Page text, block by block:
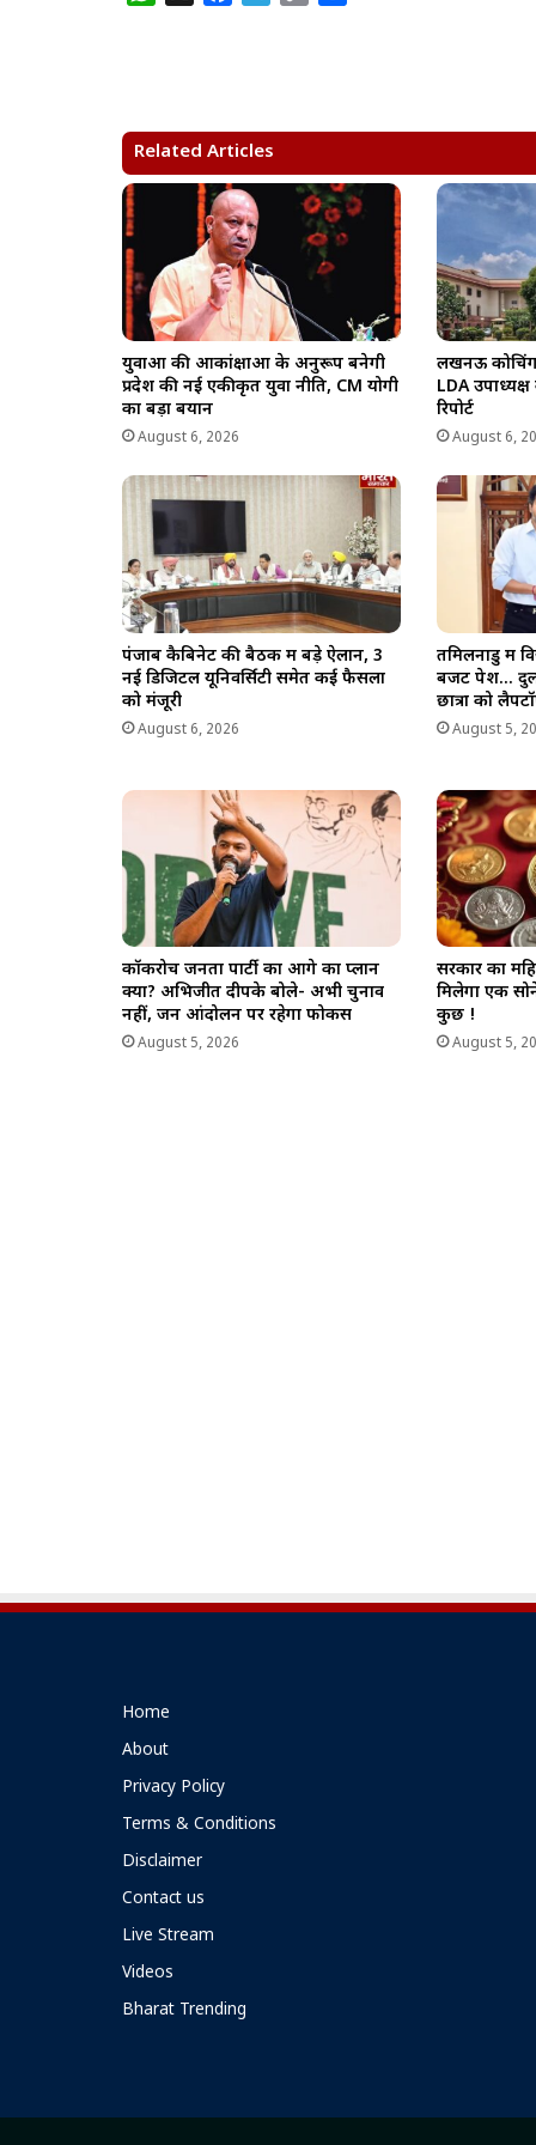
A
p
p
o
o
k
r
a
m
i
k
Related Articles
युवाओं की आकांक्षाओं के अनुरूप बनेगी
प्रदेश की नई एकीकृत युवा नीति, CM योगी
का बड़ा बयान
August 6, 2026
लखनऊ कोचिंग
LDA
रिपोर्ट
August 6,
पंजाब कैबिनेट की बैठक में बड़े ऐलान, 3
नई डिजिटल यूनिवर्सिटी समेत कई फैसलों
को मंजूरी
August 6, 2026
तमिलनाडु में
बजट पेश…
छात्रों को
August 5,
कॉकरोच जनता पार्टी का आगे का प्लान
क्या? अभिजीत दीपके बोले- अभी चुनाव
नहीं, जन आंदोलन पर रहेगा फोकस
August 5, 2026
सरकार का
मिलेगा एक
कुछ !
August 5,
Home
About
Privacy Policy
Terms & Conditions
Disclaimer
Contact us
Live Stream
Videos
Bharat Trending